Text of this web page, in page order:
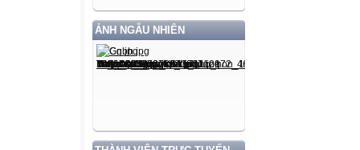
ẢNH NGẪU NHIÊN